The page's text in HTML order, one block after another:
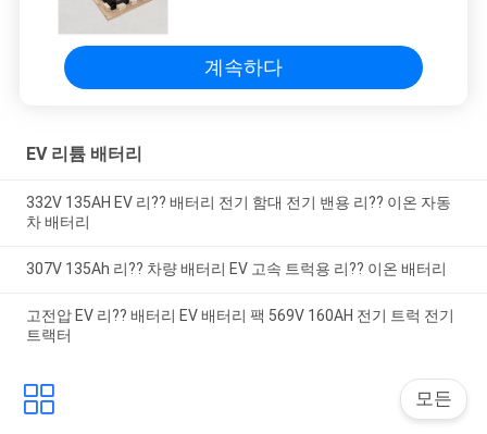
계속하다
EV 리튬 배터리
332V 135AH EV 리?? 배터리 전기 함대 전기 밴용 리?? 이온 자동
차 배터리
307V 135Ah 리?? 차량 배터리 EV 고속 트럭용 리?? 이온 배터리
고전압 EV 리?? 배터리 EV 배터리 팩 569V 160AH 전기 트럭 전기
트랙터
모든